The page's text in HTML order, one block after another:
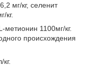
мг/кг, селенит
кг.
метионин 1100мг/кг.
происхождения